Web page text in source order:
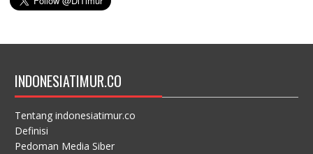
INDONESIATIMUR.CO
Tentang indonesiatimur.co
Definisi
Pedoman Media Siber